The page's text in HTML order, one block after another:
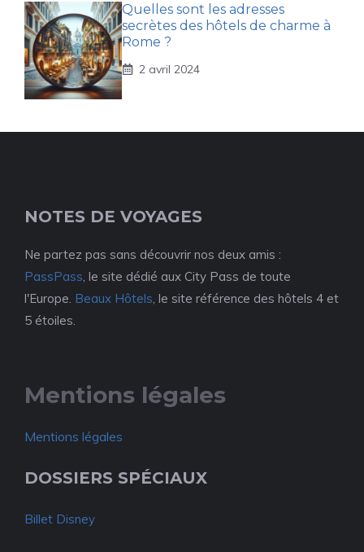
Quelles sont les adresses
secrètes des hôtels de charme à
Rome ?
2 avril 2024
NOTES DE VOYAGES
Ne partez pas sans découvrir nos deux amis :
PassPass , le site dédié aux City Pass de toute
l'Europe. Beaux Hôtels , le site référence des hôtels 4 et
5 étoiles.
Mentions légales
Mentions légales
DOSSIERS SPÉCIAUX
Billet Disney